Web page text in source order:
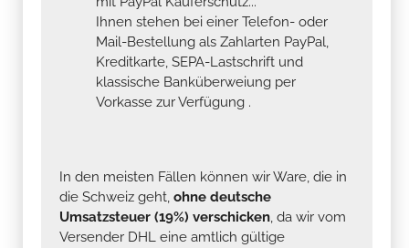
Ihnen stehen bei einer Telefon- oder
Mail-Bestellung als Zahlarten PayPal,
Kreditkarte, SEPA-Lastschrift und
klassische Banküberweiung per
Vorkasse zur Verfügung .
In den meisten Fällen können wir Ware, die in
die Schweiz geht, ohne deutsche
Umsatzsteuer (19%) verschicken, da wir vom
Versender DHL eine amtlich gültige